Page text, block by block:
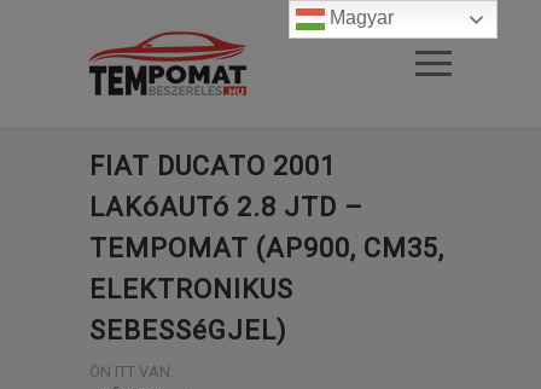
FIAT DUCATO 2001
LAKóAUTó 2.8 JTD –
TEMPOMAT (AP900, CM35,
ELEKTRONIKUS
SEBESSéGJEL)
ÖN ITT VAN:
Magyar